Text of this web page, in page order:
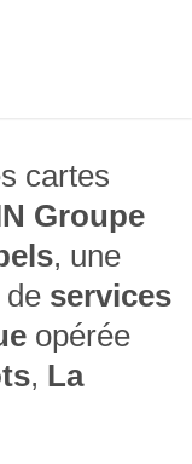
cartes
Groupe
, une
de services
opérée
, La